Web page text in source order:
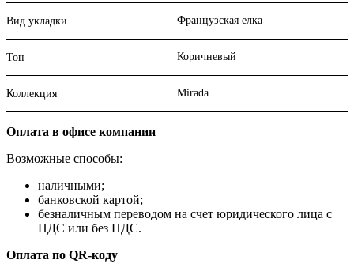
Вид укладки Французская елка
Тон Коричневый
Коллекция Mirada
Оплата в офисе компании
Возможные способы:
наличными;
банковской картой;
безналичным переводом на счет юридического лица с
НДС или без НДС.
Оплата по QR-коду